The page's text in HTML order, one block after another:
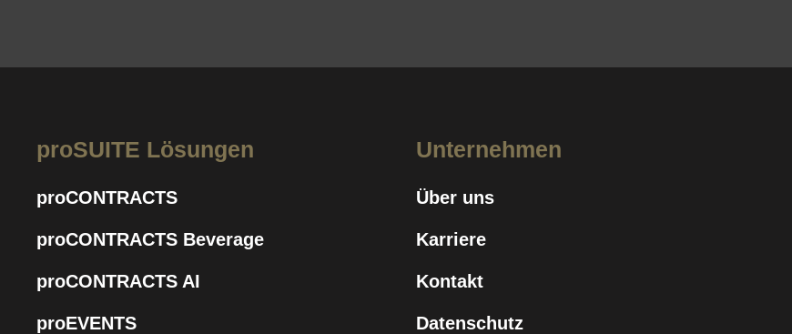
proSUITE Lösungen
proCONTRACTS
proCONTRACTS Beverage
proCONTRACTS AI
proEVENTS
Unternehmen
Über uns
Karriere
Kontakt
Datenschutz